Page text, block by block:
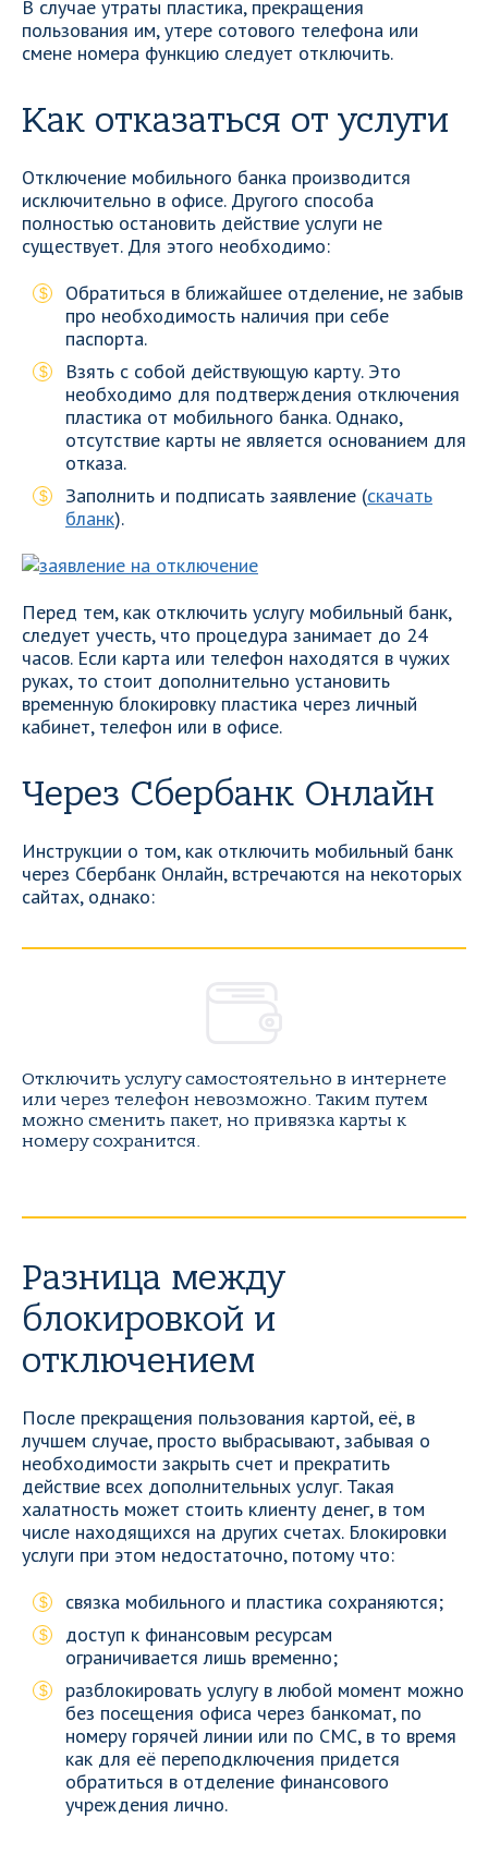
В случае утраты пластика, прекращения
пользования им, утере сотового телефона или
смене номера функцию следует отключить.
Как отказаться от услуги
Отключение мобильного банка производится
исключительно в офисе. Другого способа
полностью остановить действие услуги не
существует. Для этого необходимо:
Обратиться в ближайшее отделение, не забыв
про необходимость наличия при себе
паспорта.
Взять с собой действующую карту. Это
необходимо для подтверждения отключения
пластика от мобильного банка. Однако,
отсутствие карты не является основанием для
отказа.
Заполнить и подписать заявление (скачать
бланк).
Перед тем, как отключить услугу мобильный банк,
следует учесть, что процедура занимает до 24
часов. Если карта или телефон находятся в чужих
руках, то стоит дополнительно установить
временную блокировку пластика через личный
кабинет, телефон или в офисе.
Через Сбербанк Онлайн
Инструкции о том, как отключить мобильный банк
через Сбербанк Онлайн, встречаются на некоторых
сайтах, однако:
Отключить услугу самостоятельно в интернете
или через телефон невозможно. Таким путем
можно сменить пакет, но привязка карты к
номеру сохранится.
Разница между
блокировкой и
отключением
После прекращения пользования картой, её, в
лучшем случае, просто выбрасывают, забывая о
необходимости закрыть счет и прекратить
действие всех дополнительных услуг. Такая
халатность может стоить клиенту денег, в том
числе находящихся на других счетах. Блокировки
услуги при этом недостаточно, потому что:
связка мобильного и пластика сохраняются;
доступ к финансовым ресурсам
ограничивается лишь временно;
разблокировать услугу в любой момент можно
без посещения офиса через банкомат, по
номеру горячей линии или по СМС, в то время
как для её переподключения придется
обратиться в отделение финансового
учреждения лично.